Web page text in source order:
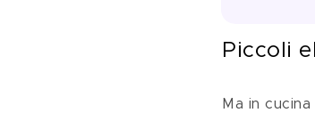
Piccoli
Ma in